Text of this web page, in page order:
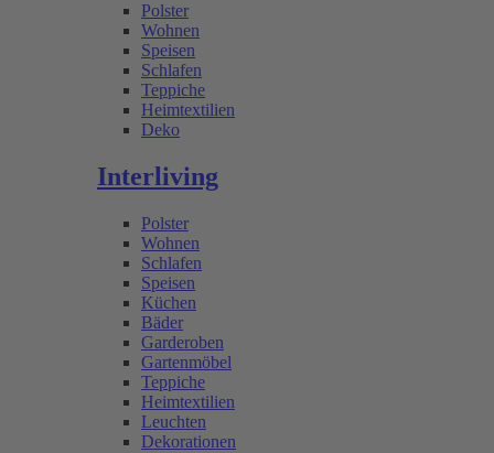
Polster
Wohnen
Speisen
Schlafen
Teppiche
Heimtextilien
Deko
Interliving
Polster
Wohnen
Schlafen
Speisen
Küchen
Bäder
Garderoben
Gartenmöbel
Teppiche
Heimtextilien
Leuchten
Dekorationen